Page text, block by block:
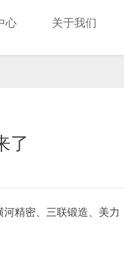
心 关于我们
了
精密、三联锻造、美力